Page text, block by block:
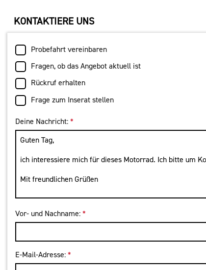
KONTAKTIERE UNS
Probefahrt vereinbaren
Fragen, ob das Angebot aktuell ist
Rückruf erhalten
Frage zum Inserat stellen
Deine Nachricht: *
Vor- und Nachname: *
E-Mail-Adresse: *